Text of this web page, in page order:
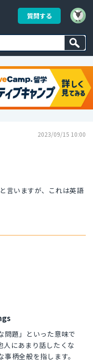
質問する
2023/09/15 10:00
言いますが、これは英語
問題」といった意味で
人にあまり話したくな
柄全般を指します。